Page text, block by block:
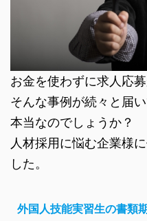
お金を使わずに求人応
そんな事例が続々と届い
本当なのでしょうか？
人材採用に悩む企業様
した。
外国人技能実習生の書類